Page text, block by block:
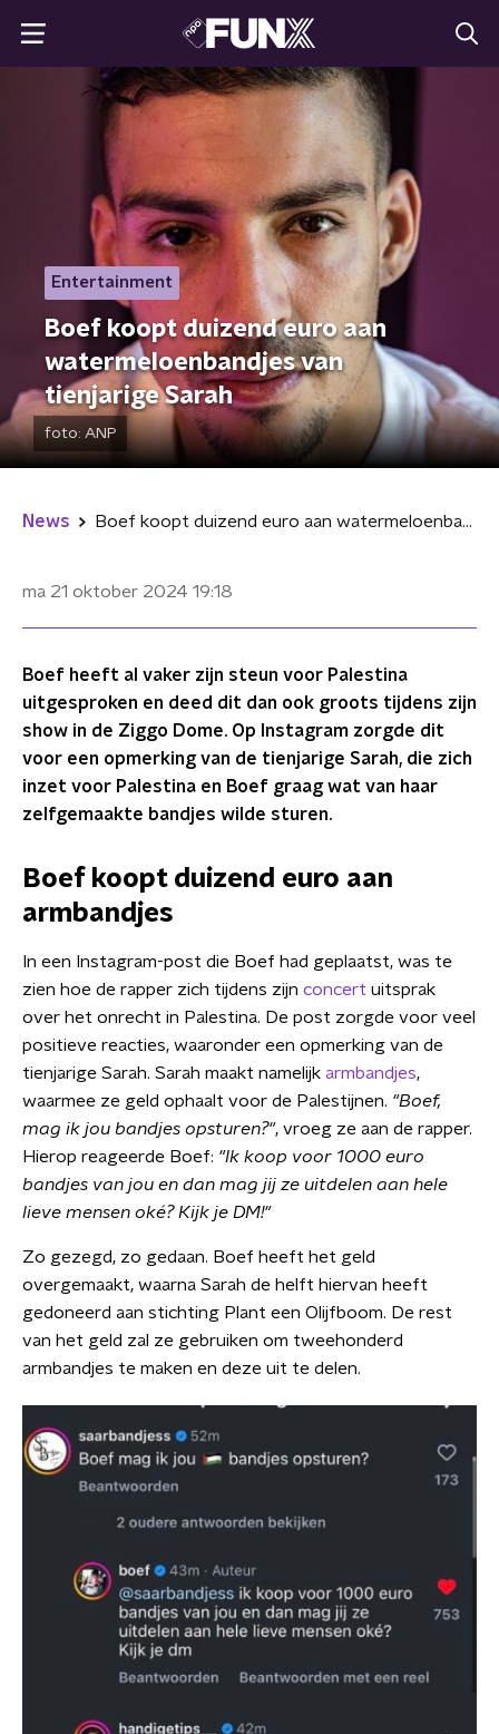
Entertainment
Boef koopt duizend euro aan
watermeloenbandjes van
tienjarige Sarah
foto: ANP
News Boef koopt duizend euro aan watermeloenbandjes van tienjarige Sarah
ma 21 oktober 2024 19:18
Boef heeft al vaker zijn steun voor Palestina
uitgesproken en deed dit dan ook groots tijdens zijn
show in de Ziggo Dome. Op Instagram zorgde dit
voor een opmerking van de tienjarige Sarah, die zich
inzet voor Palestina en Boef graag wat van haar
zelfgemaakte bandjes wilde sturen.
Boef koopt duizend euro aan
armbandjes
In een Instagram-post die Boef had geplaatst, was te
zien hoe de rapper zich tijdens zijn concert uitsprak
over het onrecht in Palestina. De post zorgde voor veel
positieve reacties, waaronder een opmerking van de
tienjarige Sarah. Sarah maakt namelijk armbandjes,
waarmee ze geld ophaalt voor de Palestijnen. "Boef,
mag ik jou bandjes opsturen?", vroeg ze aan de rapper.
Hierop reageerde Boef: "Ik koop voor 1000 euro
bandjes van jou en dan mag jij ze uitdelen aan hele
lieve mensen oké? Kijk je DM!"
Zo gezegd, zo gedaan. Boef heeft het geld
overgemaakt, waarna Sarah de helft hiervan heeft
gedoneerd aan stichting Plant een Olijfboom. De rest
van het geld zal ze gebruiken om tweehonderd
armbandjes te maken en deze uit te delen.